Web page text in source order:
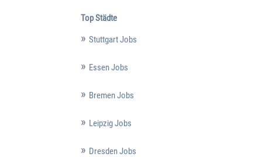
Top Städte
Stuttgart Jobs
Essen Jobs
Bremen Jobs
Leipzig Jobs
Dresden Jobs